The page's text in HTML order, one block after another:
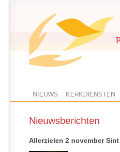
NIEUWS KERKDIENSTEN
Nieuwsberichten
Allerzielen 2 november